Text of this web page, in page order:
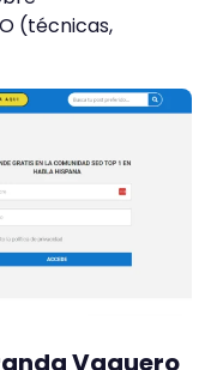
(técnicas,
Vaquero